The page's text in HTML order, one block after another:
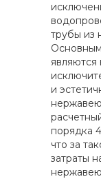
трубы из
являются
и
порядка
что за
затраты